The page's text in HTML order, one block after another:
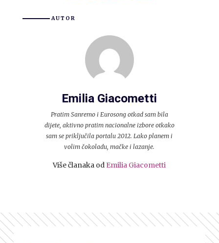
AUTOR
Emilia Giacometti
Pratim Sanremo i Eurosong otkad sam bila
dijete, aktivno pratim nacionalne izbore otkako
sam se priključila portalu 2012. Lako planem i
volim čokoladu, mačke i lazanje.
Više članaka od Emilia Giacometti